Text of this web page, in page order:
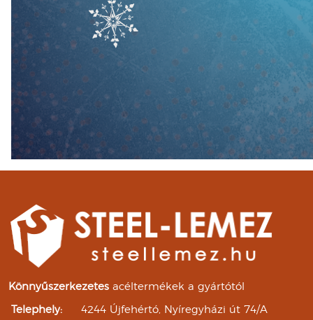
Könnyűszerkezetes acéltermékek a gyártótól
Telephely: 4244 Újfehértó, Nyíregyházi út 74/A